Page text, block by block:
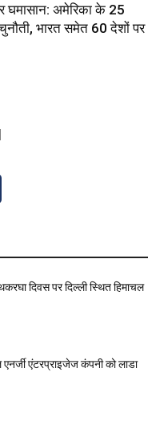
घमासान: अमेरिका के 25
चुनौती, भारत समेत 60 देशों पर
दिवस पर दिल्ली स्थित हिमाचल
एंटरप्राइजेज कंपनी को लाडा